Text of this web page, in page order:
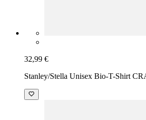
32,99 €
Stanley/Stella Unisex Bio-T-Shirt